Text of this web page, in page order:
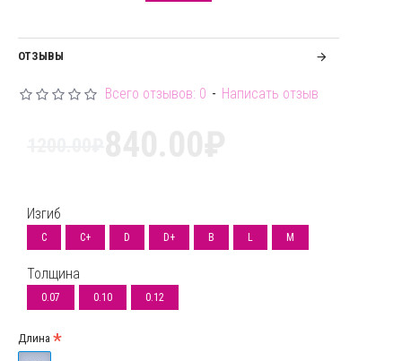
создания выразительного взгляда, обрамленного
используемые материалы всегда были под рукой.
Изгибы:
Толщины:0.07, 0.10, 0.12
Длины:
ОТЗЫВЫ
Всего отзывов: 0 - Написать отзыв
Изгиб
C C+ D D+ B L M
Толщина
0.07 0.10 0.12
Длина